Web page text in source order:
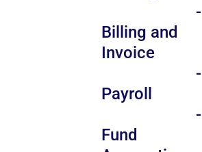
-
Billing and
Invoice
-
Payroll
-
Fund